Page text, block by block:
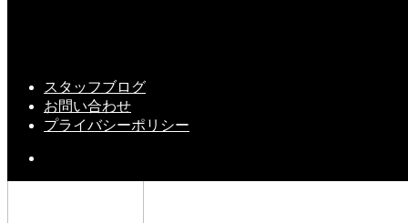
スタッフブログ
お問い合わせ
プライバシーポリシー
2019-11-26(Tue)